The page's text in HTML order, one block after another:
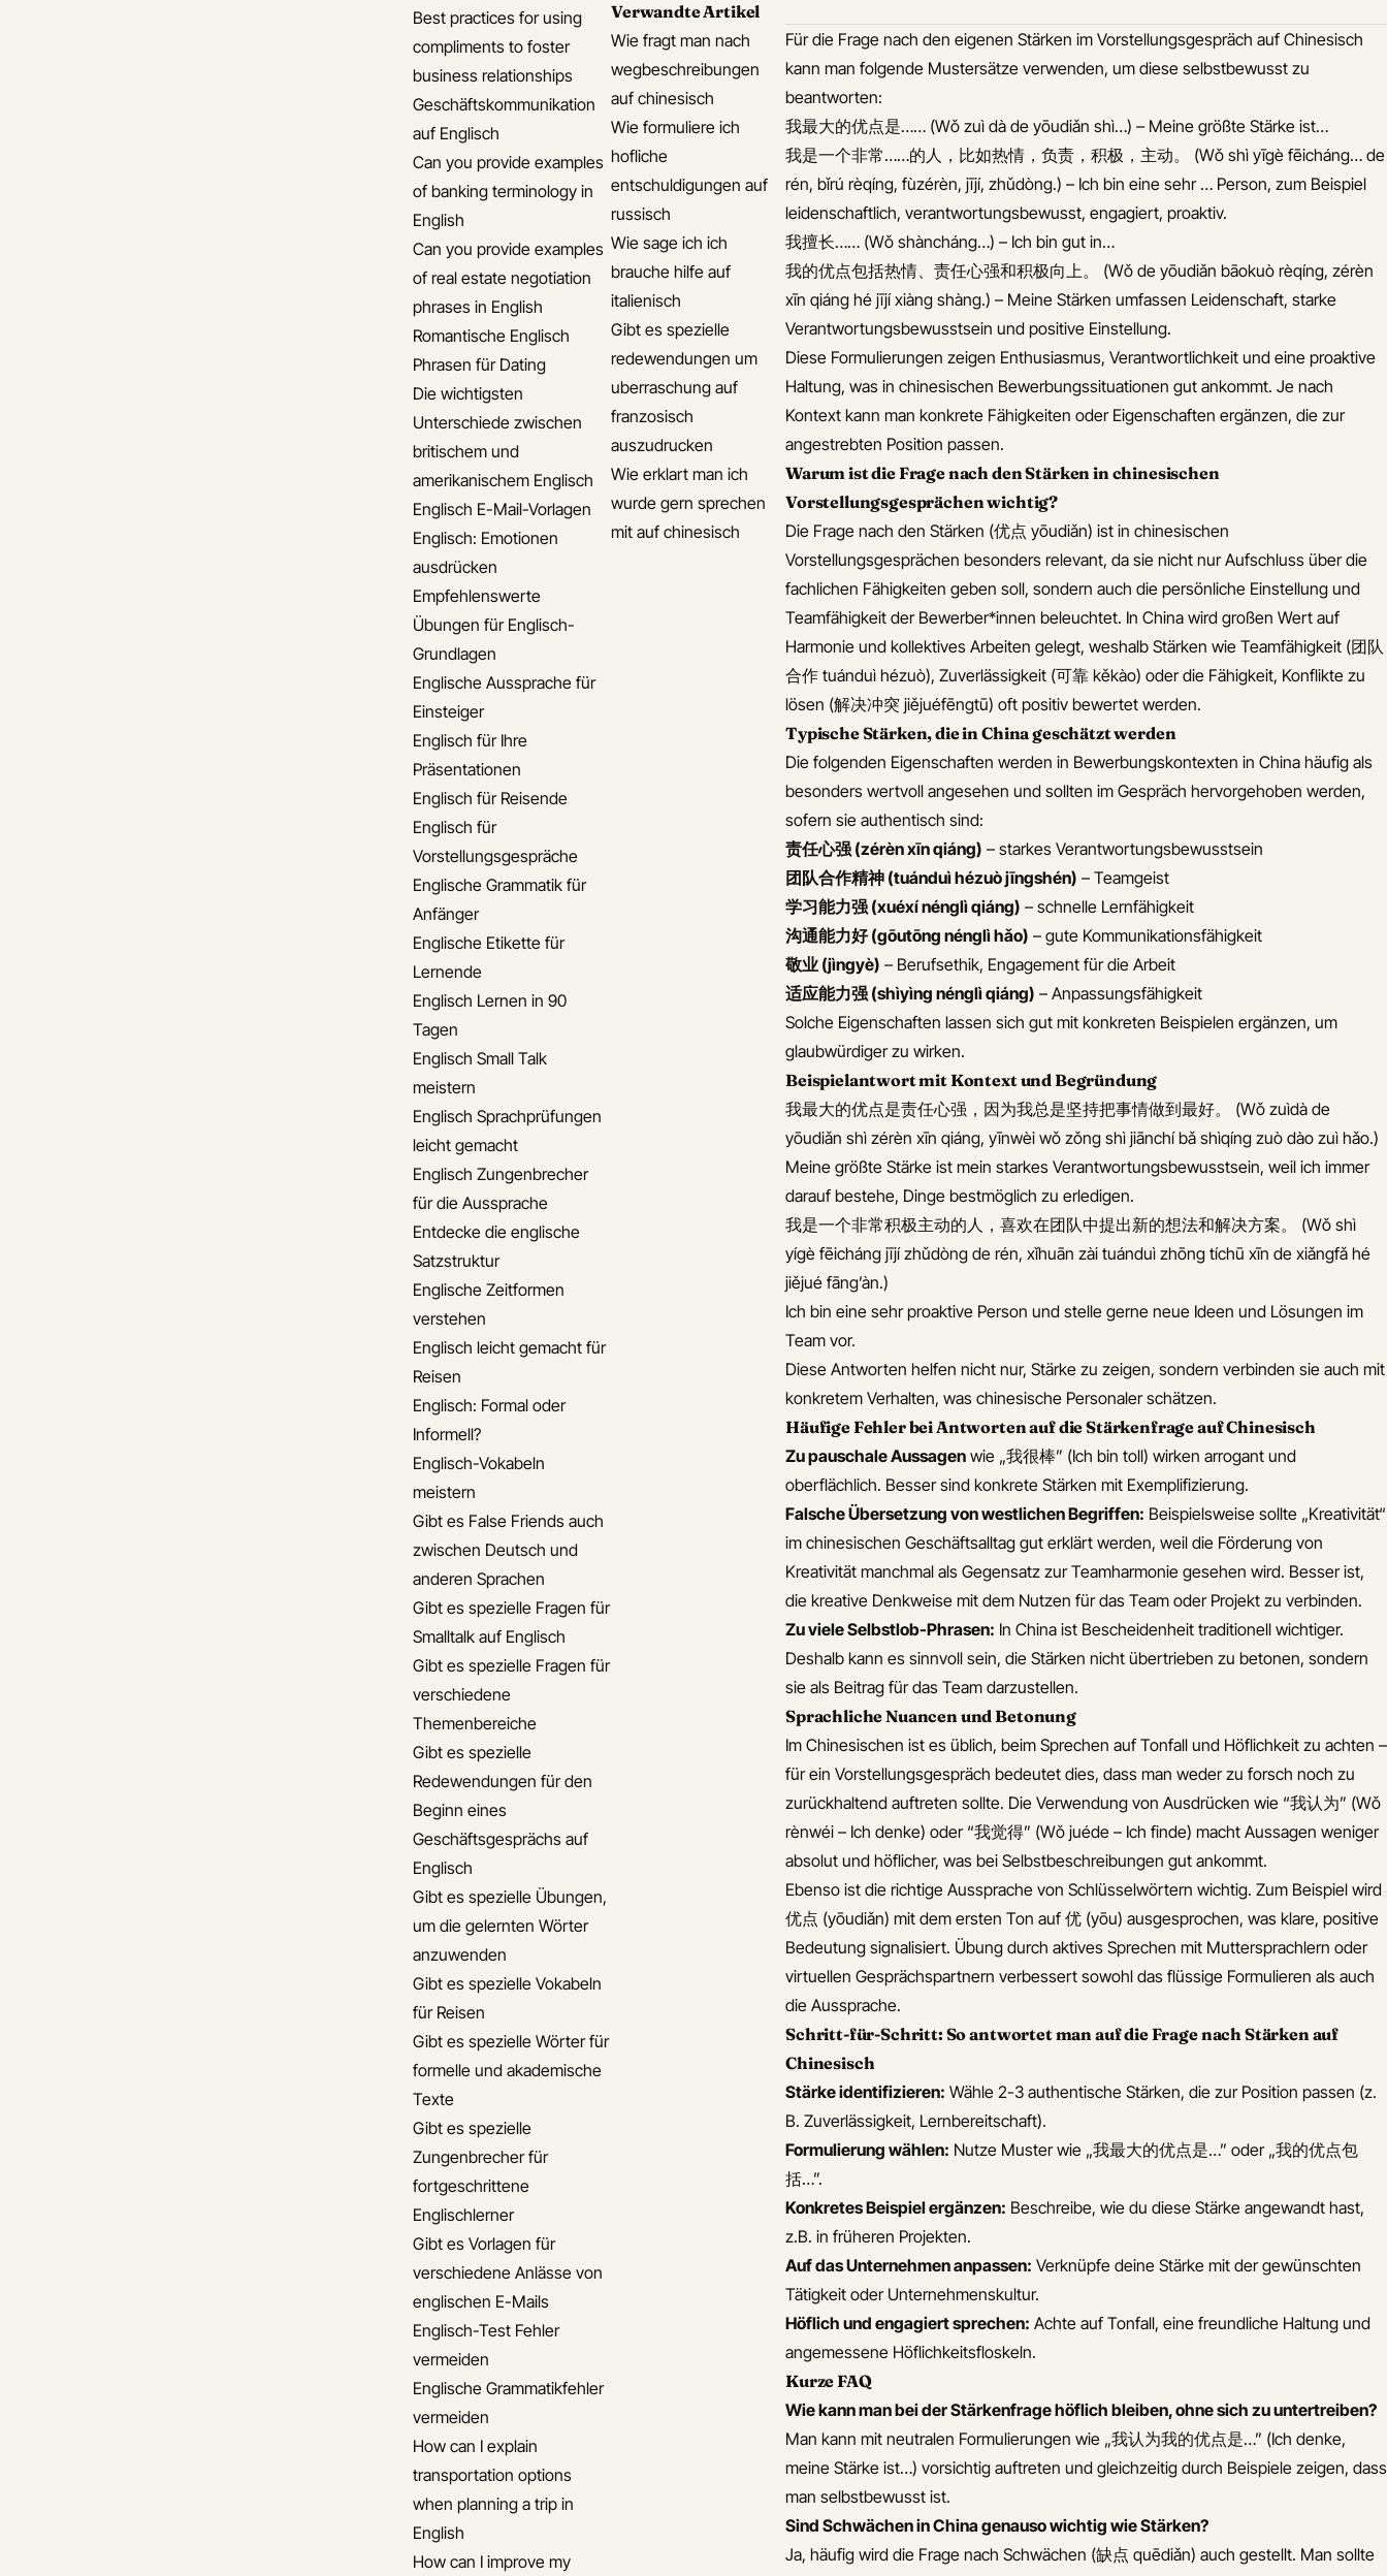
Best practices for using
compliments to foster
business relationships
Geschäftskommunikation
auf Englisch
Can you provide examples
of banking terminology in
English
Can you provide examples
of real estate negotiation
phrases in English
Romantische Englisch
Phrasen für Dating
Die wichtigsten
Unterschiede zwischen
britischem und
amerikanischem Englisch
Englisch E-Mail-Vorlagen
Englisch: Emotionen
ausdrücken
Empfehlenswerte
Übungen für Englisch-
Grundlagen
Englische Aussprache für
Einsteiger
Englisch für Ihre
Präsentationen
Englisch für Reisende
Englisch für
Vorstellungsgespräche
Englische Grammatik für
Anfänger
Englische Etikette für
Lernende
Englisch Lernen in 90
Tagen
Englisch Small Talk
meistern
Englisch Sprachprüfungen
leicht gemacht
Englisch Zungenbrecher
für die Aussprache
Entdecke die englische
Satzstruktur
Englische Zeitformen
verstehen
Englisch leicht gemacht für
Reisen
Englisch: Formal oder
Informell?
Englisch-Vokabeln
meistern
Gibt es False Friends auch
zwischen Deutsch und
anderen Sprachen
Gibt es spezielle Fragen für
Smalltalk auf Englisch
Gibt es spezielle Fragen für
verschiedene
Themenbereiche
Gibt es spezielle
Redewendungen für den
Beginn eines
Geschäftsgesprächs auf
Englisch
Gibt es spezielle Übungen,
um die gelernten Wörter
anzuwenden
Gibt es spezielle Vokabeln
für Reisen
Gibt es spezielle Wörter für
formelle und akademische
Texte
Gibt es spezielle
Zungenbrecher für
fortgeschrittene
Englischlerner
Gibt es Vorlagen für
verschiedene Anlässe von
englischen E-Mails
Englisch-Test Fehler
vermeiden
Englische Grammatikfehler
vermeiden
How can I explain
transportation options
when planning a trip in
English
How can I improve my
Verwandte Artikel
Wie fragt man nach
wegbeschreibungen
auf chinesisch
Wie formuliere ich
hofliche
entschuldigungen auf
russisch
Wie sage ich ich
brauche hilfe auf
italienisch
Gibt es spezielle
redewendungen um
uberraschung auf
franzosisch
auszudrucken
Wie erklart man ich
wurde gern sprechen
mit auf chinesisch
Für die Frage nach den eigenen Stärken im Vorstellungsgespräch auf Chinesisch
kann man folgende Mustersätze verwenden, um diese selbstbewusst zu
beantworten:
我最大的优点是…… (Wǒ zuì dà de yōudiǎn shì…) – Meine größte Stärke ist…
我是一个非常……的人，比如热情，负责，积极，主动。 (Wǒ shì yīgè fēicháng… de
rén, bǐrú rèqíng, fùzérèn, jījí, zhǔdòng.) – Ich bin eine sehr … Person, zum Beispiel
leidenschaftlich, verantwortungsbewusst, engagiert, proaktiv.
我擅长…… (Wǒ shàncháng…) – Ich bin gut in…
我的优点包括热情、责任心强和积极向上。 (Wǒ de yōudiǎn bāokuò rèqíng, zérèn
xīn qiáng hé jījí xiàng shàng.) – Meine Stärken umfassen Leidenschaft, starke
Verantwortungsbewusstsein und positive Einstellung.
Diese Formulierungen zeigen Enthusiasmus, Verantwortlichkeit und eine proaktive
Haltung, was in chinesischen Bewerbungssituationen gut ankommt. Je nach
Kontext kann man konkrete Fähigkeiten oder Eigenschaften ergänzen, die zur
angestrebten Position passen.
Warum ist die Frage nach den Stärken in chinesischen
Vorstellungsgesprächen wichtig?
Die Frage nach den Stärken (优点 yōudiǎn) ist in chinesischen
Vorstellungsgesprächen besonders relevant, da sie nicht nur Aufschluss über die
fachlichen Fähigkeiten geben soll, sondern auch die persönliche Einstellung und
Teamfähigkeit der Bewerber*innen beleuchtet. In China wird großen Wert auf
Harmonie und kollektives Arbeiten gelegt, weshalb Stärken wie Teamfähigkeit (团队
合作 tuánduì hézuò), Zuverlässigkeit (可靠 kěkào) oder die Fähigkeit, Konflikte zu
lösen (解决冲突 jiějuéfēngtū) oft positiv bewertet werden.
Typische Stärken, die in China geschätzt werden
Die folgenden Eigenschaften werden in Bewerbungskontexten in China häufig als
besonders wertvoll angesehen und sollten im Gespräch hervorgehoben werden,
sofern sie authentisch sind:
责任心强 (zérèn xīn qiáng) – starkes Verantwortungsbewusstsein
团队合作精神 (tuánduì hézuò jīngshén) – Teamgeist
学习能力强 (xuéxí nénglì qiáng) – schnelle Lernfähigkeit
沟通能力好 (gōutōng nénglì hǎo) – gute Kommunikationsfähigkeit
敬业 (jìngyè) – Berufsethik, Engagement für die Arbeit
适应能力强 (shìyìng nénglì qiáng) – Anpassungsfähigkeit
Solche Eigenschaften lassen sich gut mit konkreten Beispielen ergänzen, um
glaubwürdiger zu wirken.
Beispielantwort mit Kontext und Begründung
我最大的优点是责任心强，因为我总是坚持把事情做到最好。 (Wǒ zuìdà de
yōudiǎn shì zérèn xīn qiáng, yīnwèi wǒ zǒng shì jiānchí bǎ shìqíng zuò dào zuì hǎo.)
Meine größte Stärke ist mein starkes Verantwortungsbewusstsein, weil ich immer
darauf bestehe, Dinge bestmöglich zu erledigen.
我是一个非常积极主动的人，喜欢在团队中提出新的想法和解决方案。 (Wǒ shì
yígè fēicháng jījí zhǔdòng de rén, xǐhuān zài tuánduì zhōng tíchū xīn de xiǎngfǎ hé
jiějué fāng’àn.)
Ich bin eine sehr proaktive Person und stelle gerne neue Ideen und Lösungen im
Team vor.
Diese Antworten helfen nicht nur, Stärke zu zeigen, sondern verbinden sie auch mit
konkretem Verhalten, was chinesische Personaler schätzen.
Häufige Fehler bei Antworten auf die Stärkenfrage auf Chinesisch
Zu pauschale Aussagen wie „我很棒” (Ich bin toll) wirken arrogant und
oberflächlich. Besser sind konkrete Stärken mit Exemplifizierung.
Falsche Übersetzung von westlichen Begriffen: Beispielsweise sollte „Kreativität“
im chinesischen Geschäftsalltag gut erklärt werden, weil die Förderung von
Kreativität manchmal als Gegensatz zur Teamharmonie gesehen wird. Besser ist,
die kreative Denkweise mit dem Nutzen für das Team oder Projekt zu verbinden.
Zu viele Selbstlob-Phrasen: In China ist Bescheidenheit traditionell wichtiger.
Deshalb kann es sinnvoll sein, die Stärken nicht übertrieben zu betonen, sondern
sie als Beitrag für das Team darzustellen.
Sprachliche Nuancen und Betonung
Im Chinesischen ist es üblich, beim Sprechen auf Tonfall und Höflichkeit zu achten –
für ein Vorstellungsgespräch bedeutet dies, dass man weder zu forsch noch zu
zurückhaltend auftreten sollte. Die Verwendung von Ausdrücken wie “我认为” (Wǒ
rènwéi – Ich denke) oder “我觉得” (Wǒ juéde – Ich finde) macht Aussagen weniger
absolut und höflicher, was bei Selbstbeschreibungen gut ankommt.
Ebenso ist die richtige Aussprache von Schlüsselwörtern wichtig. Zum Beispiel wird
优点 (yōudiǎn) mit dem ersten Ton auf 优 (yōu) ausgesprochen, was klare, positive
Bedeutung signalisiert. Übung durch aktives Sprechen mit Muttersprachlern oder
virtuellen Gesprächspartnern verbessert sowohl das flüssige Formulieren als auch
die Aussprache.
Schritt-für-Schritt: So antwortet man auf die Frage nach Stärken auf
Chinesisch
Stärke identifizieren: Wähle 2-3 authentische Stärken, die zur Position passen (z.
B. Zuverlässigkeit, Lernbereitschaft).
Formulierung wählen: Nutze Muster wie „我最大的优点是…” oder „我的优点包
括…”.
Konkretes Beispiel ergänzen: Beschreibe, wie du diese Stärke angewandt hast,
z.B. in früheren Projekten.
Auf das Unternehmen anpassen: Verknüpfe deine Stärke mit der gewünschten
Tätigkeit oder Unternehmenskultur.
Höflich und engagiert sprechen: Achte auf Tonfall, eine freundliche Haltung und
angemessene Höflichkeitsfloskeln.
Kurze FAQ
Wie kann man bei der Stärkenfrage höflich bleiben, ohne sich zu untertreiben?
Man kann mit neutralen Formulierungen wie „我认为我的优点是…” (Ich denke,
meine Stärke ist…) vorsichtig auftreten und gleichzeitig durch Beispiele zeigen, dass
man selbstbewusst ist.
Sind Schwächen in China genauso wichtig wie Stärken?
Ja, häufig wird die Frage nach Schwächen (缺点 quēdiǎn) auch gestellt. Man sollte